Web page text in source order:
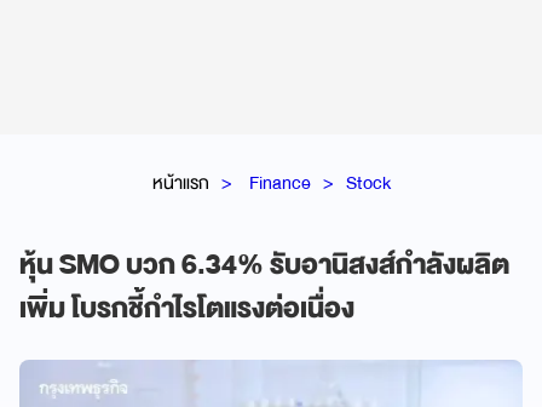
หน้าแรก Finance Stock
หุ้น SMO บวก 6.34% รับอานิสงส์กำลังผลิต
เพิ่ม โบรกชี้กำไรโตแรงต่อเนื่อง